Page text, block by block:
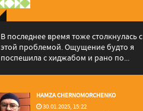
В последнее время тоже столкнулась с
этой проблемой. Ощущение будто я
поспешила с хиджабом и рано по...
HAMZA CHERNOMORCHENKO
30.01.2025, 15:22